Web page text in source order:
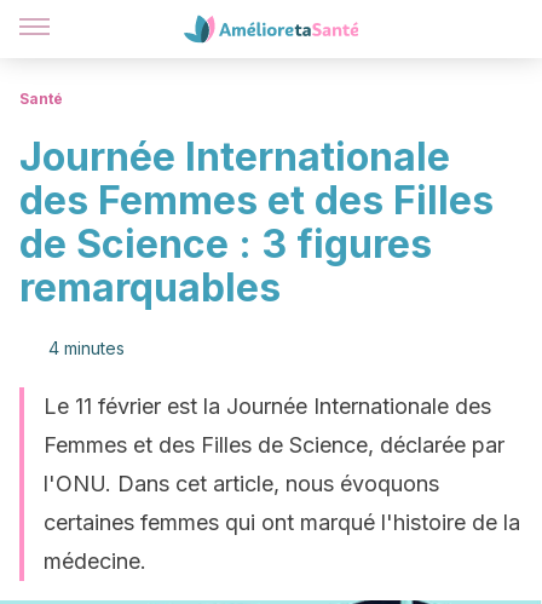
Santé
Journée Internationale
des Femmes et des Filles
de Science : 3 figures
remarquables
4 minutes
Le 11 février est la Journée Internationale des
Femmes et des Filles de Science, déclarée par
l'ONU. Dans cet article, nous évoquons
certaines femmes qui ont marqué l'histoire de la
médecine.